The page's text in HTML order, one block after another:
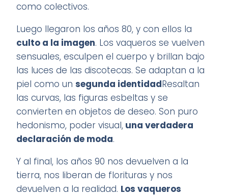
como colectivos.
Luego llegaron los años 80, y con ellos la
culto a la imagen. Los vaqueros se vuelven
sensuales, esculpen el cuerpo y brillan bajo
las luces de las discotecas. Se adaptan a la
piel como unsegunda identidadResaltan
las curvas, las figuras esbeltas y se
convierten en objetos de deseo. Son puro
hedonismo, poder visual, una verdadera
declaración de moda.
Y al final, los años 90 nos devuelven a la
tierra, nos liberan de florituras y nos
devuelven a la realidad. Los vaqueros